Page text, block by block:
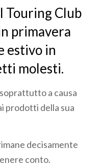
Touring Club
primavera
estivo in
molesti.
a causa
prodotti della sua
decisamente
conto.